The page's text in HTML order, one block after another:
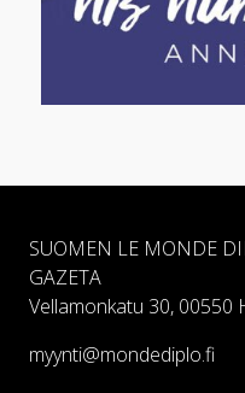
SUOMEN LE MONDE
GAZETA
Vellamonkatu 30, 00550
myynti@mondediplo.fi